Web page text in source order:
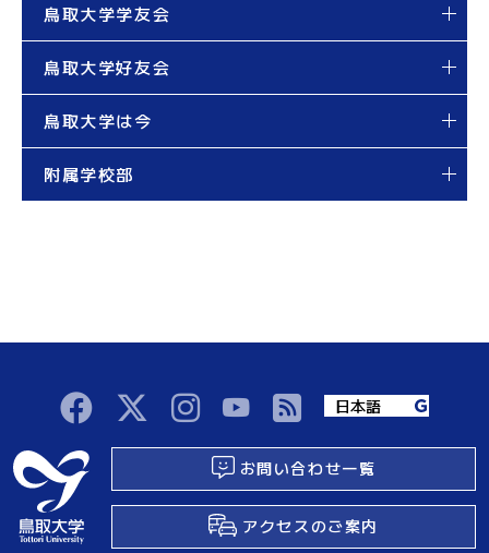
鳥取大学学友会
鳥取大学好友会
鳥取大学は今
附属学校部
お問い合わせ一覧
アクセスのご案内